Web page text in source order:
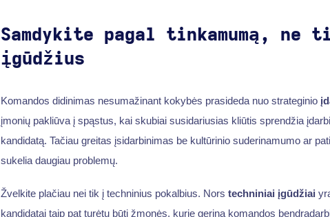
Samdykite pagal tinkamumą, ne
įgūdžius
Komandos didinimas nesumažinant kokybės prasideda nuo strateginio
įmonių pakliūva į spąstus, kai skubiai susidariusias kliūtis sprendžia
kandidatą. Tačiau greitas įsidarbinimas be kultūrinio suderinamumo ar
sukelia daugiau problemų.
Žvelkite plačiau nei tik į techninius pokalbius. Nors techniniai įgūdžiai
kandidatai taip pat turėtų būti žmonės, kurie gerina komandos